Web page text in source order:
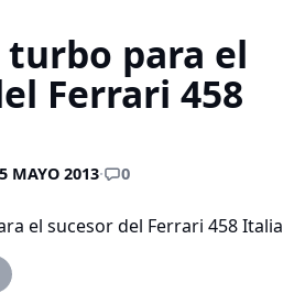
para el
Ferrari 458
MAYO 2013· 0